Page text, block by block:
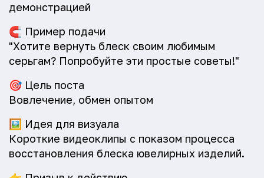
демонстрацией
🧲 Пример подачи
"Хотите вернуть блеск своим любимым
серьгам? Попробуйте эти простые советы!"
🎯 Цель поста
Вовлечение, обмен опытом
🖼️ Идея для визуала
Короткие видеоклипы с показом процесса
восстановления блеска ювелирных изделий.